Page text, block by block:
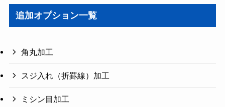
追加オプション一覧
角丸加工
スジ入れ（折罫線）加工
ミシン目加工